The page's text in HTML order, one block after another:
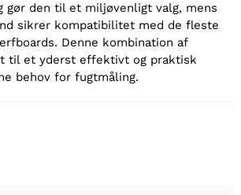
gør den til et miljøvenligt valg, mens
sikrer kompatibilitet med de fleste
Denne kombination af
til et yderst effektivt og praktisk
behov for fugtmåling.